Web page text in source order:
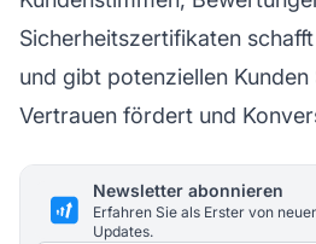
Sicherheitszertifikaten
und gibt potenziellen Kunden
Vertrauen fördert und
Newsletter abonnieren
Erfahren Sie als Erster von
Updates.